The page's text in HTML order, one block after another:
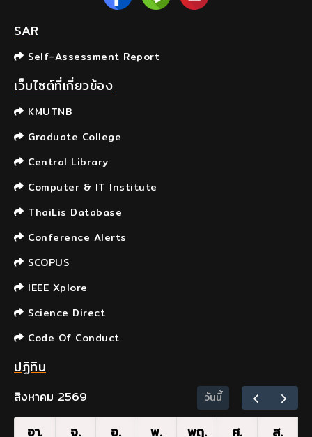
SAR
Self-Assessment Report
เว็บไซต์ที่เกี่ยวข้อง
KMUTNB
Graduate College
Central Library
Computer & IT Institute
ThaiLis Database
Conference Alerts
SCOPUS
IEEE Xplore
Science Direct
Code Of Conduct
ปฏิทิน
สิงหาคม 2569 วันนี้
อา. จ. อ. พ. พฤ. ศ. ส.